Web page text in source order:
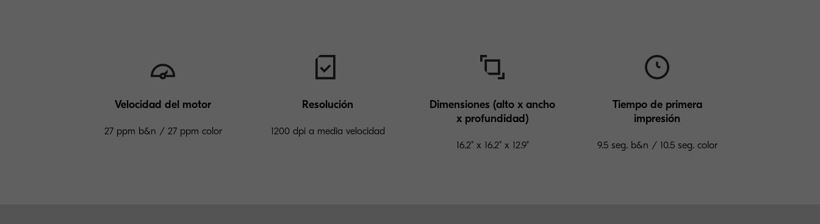
Velocidad del motor
27 ppm b&n / 27 ppm color
Resolución
1200 dpi a media velocidad
Dimensiones (alto x ancho
x profundidad)
16.2" x 16.2" x 12.9"
Tiempo de primera
impresión
9.5 seg. b&n / 10.5 seg. color